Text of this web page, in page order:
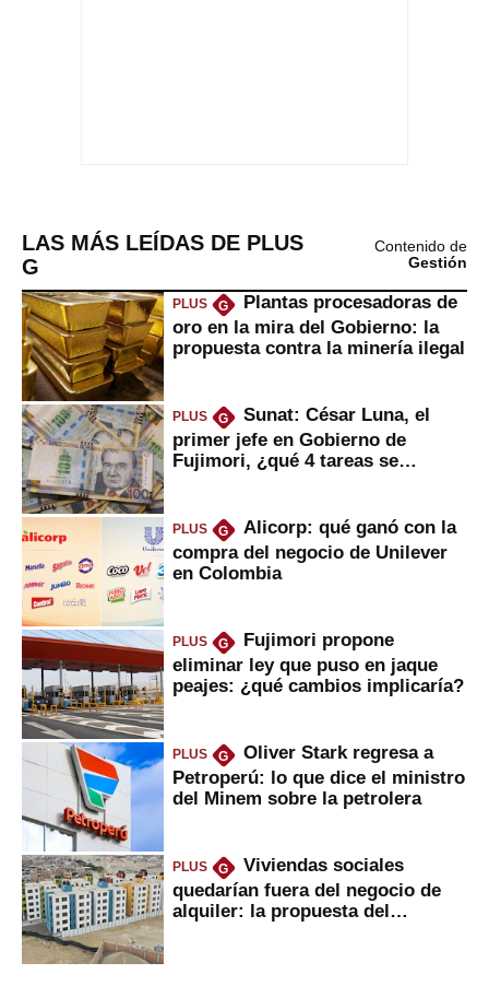
LAS MÁS LEÍDAS DE PLUS
G
Contenido de
Gestión
PLUS G
Plantas procesadoras de
oro en la mira del Gobierno: la
propuesta contra la minería ilegal
PLUS G
Sunat: César Luna, el
primer jefe en Gobierno de
Fujimori, ¿qué 4 tareas se
PLUS G
Alicorp: qué ganó con la
compra del negocio de Unilever
en Colombia
PLUS G
Fujimori propone
eliminar ley que puso en jaque
peajes: ¿qué cambios implicaría?
PLUS G
Oliver Stark regresa a
Petroperú: lo que dice el ministro
del Minem sobre la petrolera
PLUS G
Viviendas sociales
quedarían fuera del negocio de
alquiler: la propuesta del